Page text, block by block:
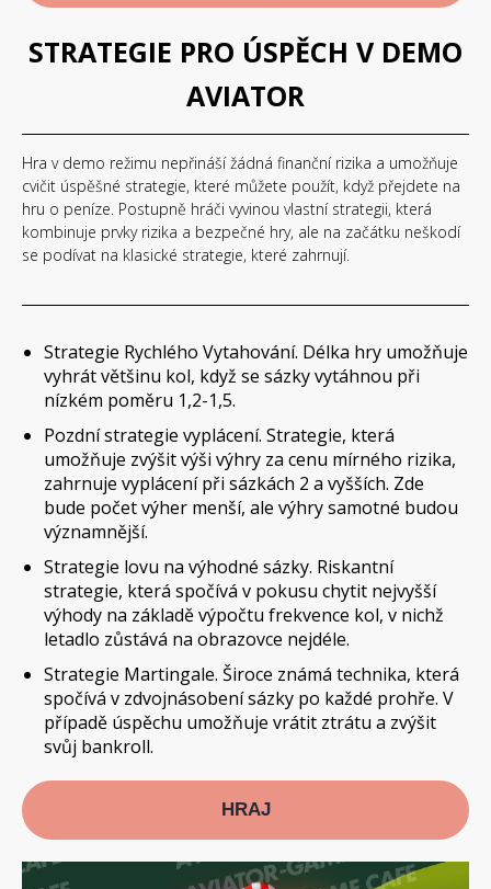
STRATEGIE PRO ÚSPĚCH V DEMO
AVIATOR
Hra v demo režimu nepřináší žádná finanční rizika a umožňuje
cvičit úspěšné strategie, které můžete použít, když přejdete na
hru o peníze. Postupně hráči vyvinou vlastní strategii, která
kombinuje prvky rizika a bezpečné hry, ale na začátku neškodí
se podívat na klasické strategie, které zahrnují.
Strategie Rychlého Vytahování. Délka hry umožňuje
vyhrát většinu kol, když se sázky vytáhnou při
nízkém poměru 1,2-1,5.
Pozdní strategie vyplácení. Strategie, která
umožňuje zvýšit výši výhry za cenu mírného rizika,
zahrnuje vyplácení při sázkách 2 a vyšších. Zde
bude počet výher menší, ale výhry samotné budou
významnější.
Strategie lovu na výhodné sázky. Riskantní
strategie, která spočívá v pokusu chytit nejvyšší
výhody na základě výpočtu frekvence kol, v nichž
letadlo zůstává na obrazovce nejdéle.
Strategie Martingale. Široce známá technika, která
spočívá v zdvojnásobení sázky po každé prohře. V
případě úspěchu umožňuje vrátit ztrátu a zvýšit
svůj bankroll.
HRAJ